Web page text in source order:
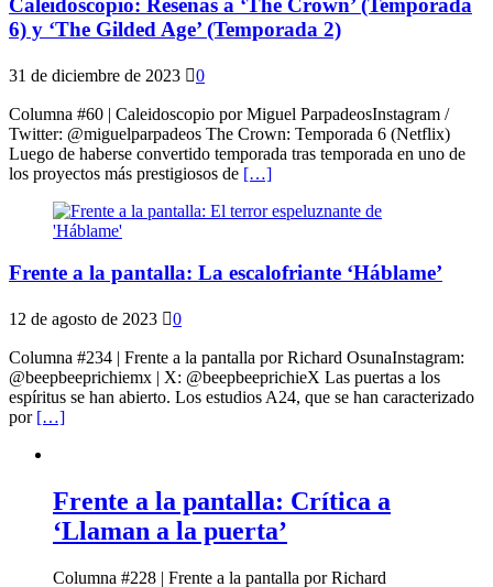
Caleidoscopio: Reseñas a ‘The Crown’ (Temporada
6) y ‘The Gilded Age’ (Temporada 2)
31 de diciembre de 2023 0
Columna #60 | Caleidoscopio por Miguel ParpadeosInstagram /
Twitter: @miguelparpadeos The Crown: Temporada 6 (Netflix)
Luego de haberse convertido temporada tras temporada en uno de
los proyectos más prestigiosos de […]
Frente a la pantalla: La escalofriante ‘Háblame’
12 de agosto de 2023 0
Columna #234 | Frente a la pantalla por Richard OsunaInstagram:
@beepbeeprichiemx | X: @beepbeeprichieX Las puertas a los
espíritus se han abierto. Los estudios A24, que se han caracterizado
por […]
Frente a la pantalla: Crítica a
‘Llaman a la puerta’
Columna #228 | Frente a la pantalla por Richard